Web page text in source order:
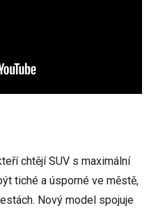
chtějí SUV s maximální
tiché a úsporné ve městě,
Nový model spojuje